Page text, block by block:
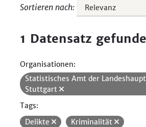
Sortieren nach
1 Datensatz
Organisationen:
Statistisches Amt der
Stuttgart
Tags:
Delikte
Kriminalität